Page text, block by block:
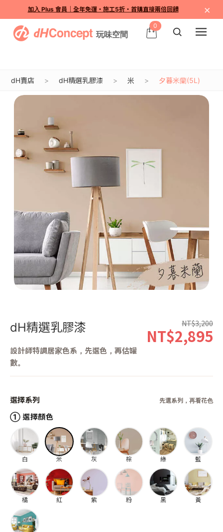
加入 Plus 會員｜全年免運・施工5折・首購直接兩倍回饋 ×
0
dH賣店 dH精選乳膠漆 米 夕暮米蘭(5L)
dH精選乳膠漆
設計師特調居家色系，先選色，再估罐
數。
NT$3,200
NT$2,895
選擇系列 先選系列，再看花色
① 選擇顏色
白 米 灰 棕 綠 藍
橘 紅 紫 粉 黑 黃